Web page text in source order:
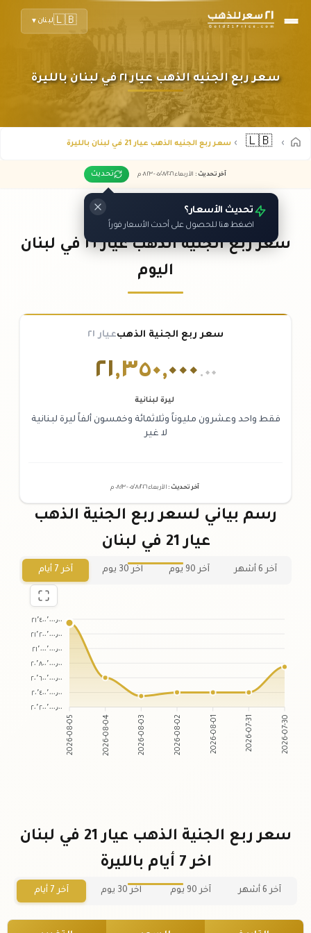
🇱🇧لبنان ▼
سعر ربع الجنيه الذهب عيار ٢١ في لبنان بالليرة
🇱🇧 سعر ربع الجنيه الذهب عيار 21 في لبنان بالليرة
آخر تحديث : الأربعاء ٠٥ /٠٨/٢٠٢٦ - ٠٨:٢٣ م تحديث
تحديث الأسعار؟
اضغط هنا للحصول على أحدث الأسعار فوراً
سعر ربع الجنيه الذهب عيار ٢١ في لبنان
اليوم
سعر ربع الجنية الذهبعيار ٢١
٢١,٣٥٠,٠٠٠ .٠٠
ليرة لبنانية
فقط واحد وعشرون مليوناً وثلاثمائة وخمسون ألفاً ليرة لبنانية
لا غير
آخر تحديث : الأربعاء ٠٥ /٠٨/٢٠٢٦ - ٠٨:٢٣م
رسم بياني لسعر ربع الجنية الذهب
عيار 21 في لبنان
آخر 6 أشهر آخر 90 يوم آخر 30 يوم آخر 7 أيام
٢١٬٤٠٠٬٠٠٠٫٠٠
٢١٬٢٠٠٬٠٠٠٫٠٠
٢١٬٠٠٠٬٠٠٠٫٠٠
٢٠٬٨٠٠٬٠٠٠٫٠٠
٢٠٬٦٠٠٬٠٠٠٫٠٠
٢٠٬٤٠٠٬٠٠٠٫٠٠
٢٠٬٢٠٠٬٠٠٠٫٠٠
2026-08-05 2026-08-04 2026-08-03 2026-08-02 2026-08-01 2026-07-31 2026-07-30
سعر ربع الجنية الذهب عيار 21 في لبنان
اخر 7 أيام بالليرة
آخر 6 أشهر آخر 90 يوم آخر 30 يوم آخر 7 أيام